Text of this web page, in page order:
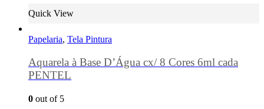
Quick View
Papelaria, Tela Pintura
Aquarela à Base D’Água cx/ 8 Cores 6ml cada
PENTEL
0 out of 5